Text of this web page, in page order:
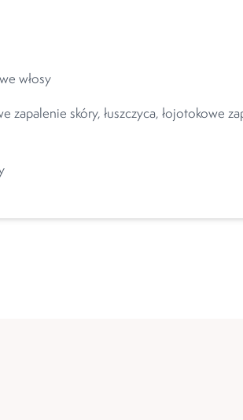
włosy
zapalenie skóry, łuszczyca, łojotokowe